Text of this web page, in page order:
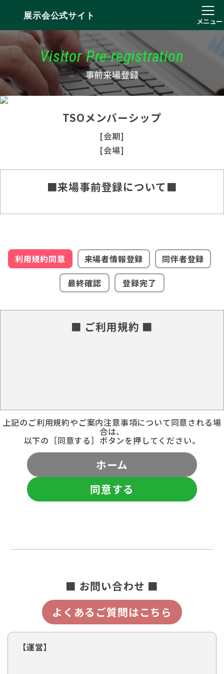
展示会公式サイト
メニュー
Visitor Pre-registration
事前来場登録
TSOメンバーシップ
[会期]
[会場]
■来場事前登録について■
利用規約同意 来場者情報登録
同伴者登録
最終確認
登録完了
■ ご利用規約 ■
上記のご利用規約やご案内注意事項について同意される場
合は、
以下の［同意する］ボタンを押してください。
ホーム
同意する
■ お問い合わせ ■
よくあるご質問はこちら
【運営】